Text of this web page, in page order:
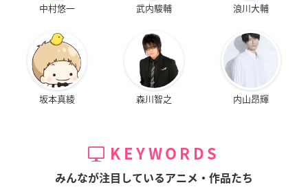
中村悠一 武内駿輔 浪川大輔
坂本真綾 森川智之 内山昂輝
KEYWORDS
みんなが注目しているアニメ・作品たち